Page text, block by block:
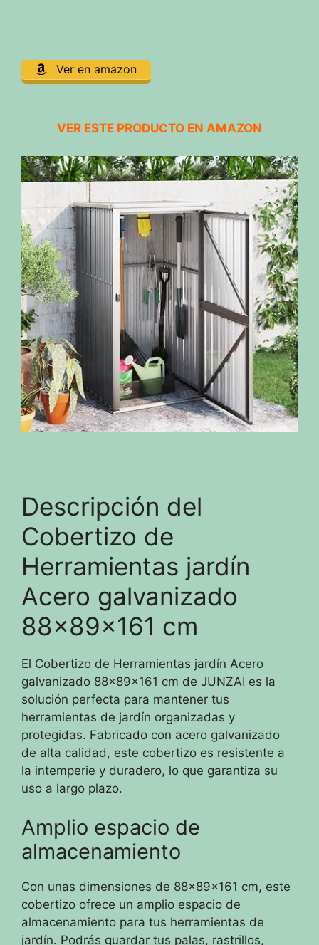
Ver en amazon
VER ESTE PRODUCTO EN AMAZON
Descripción del
Cobertizo de
Herramientas jardín
Acero galvanizado
88x89x161 cm
El Cobertizo de Herramientas jardín Acero
galvanizado 88x89x161 cm de JUNZAI es la
solución perfecta para mantener tus
herramientas de jardín organizadas y
protegidas. Fabricado con acero galvanizado
de alta calidad, este cobertizo es resistente a
la intemperie y duradero, lo que garantiza su
uso a largo plazo.
Amplio espacio de
almacenamiento
Con unas dimensiones de 88x89x161 cm, este
cobertizo ofrece un amplio espacio de
almacenamiento para tus herramientas de
jardín. Podrás guardar tus palas, rastrillos,